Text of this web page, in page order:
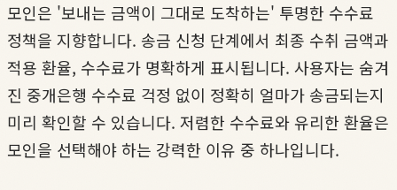
모인은 '보내는 금액이 그대로 도착하는' 투명한 수수료
정책을 지향합니다. 송금 신청 단계에서 최종 수취 금액과
적용 환율, 수수료가 명확하게 표시됩니다. 사용자는 숨겨
진 중개은행 수수료 걱정 없이 정확히 얼마가 송금되는지
미리 확인할 수 있습니다. 저렴한 수수료와 유리한 환율은
모인을 선택해야 하는 강력한 이유 중 하나입니다.